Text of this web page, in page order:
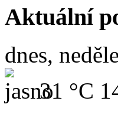
Aktuální
dnes,
31 °C